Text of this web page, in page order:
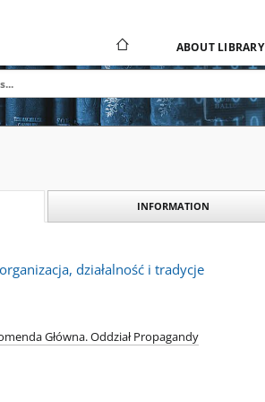
ABOUT LIBRARY
INFORMATION
działalność i tradycje
Główna. Oddział Propagandy